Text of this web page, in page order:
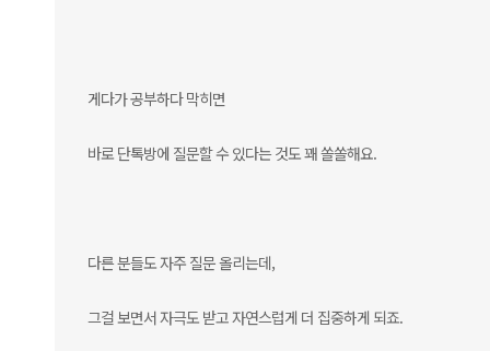
게다가 공부하다 막히면
바로 단톡방에 질문할 수 있다는 것도 꽤 쏠쏠해요.
다른 분들도 자주 질문 올리는데,
그걸 보면서 자극도 받고 자연스럽게 더 집중하게 되죠.